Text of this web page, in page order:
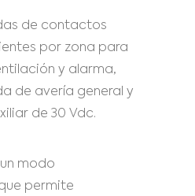
de contactos
por zona para
y alarma,
de avería general y
de 30 Vdc.
modo
permite